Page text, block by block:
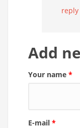
reply
Add
Your name *
E-mail *